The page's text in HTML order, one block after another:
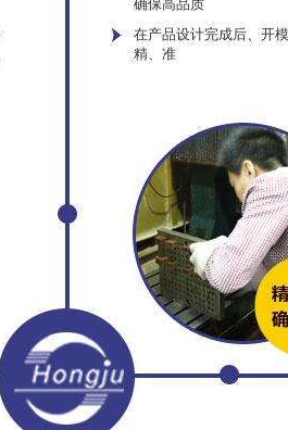
确保高品质
在产品设计完成后、开
精、准